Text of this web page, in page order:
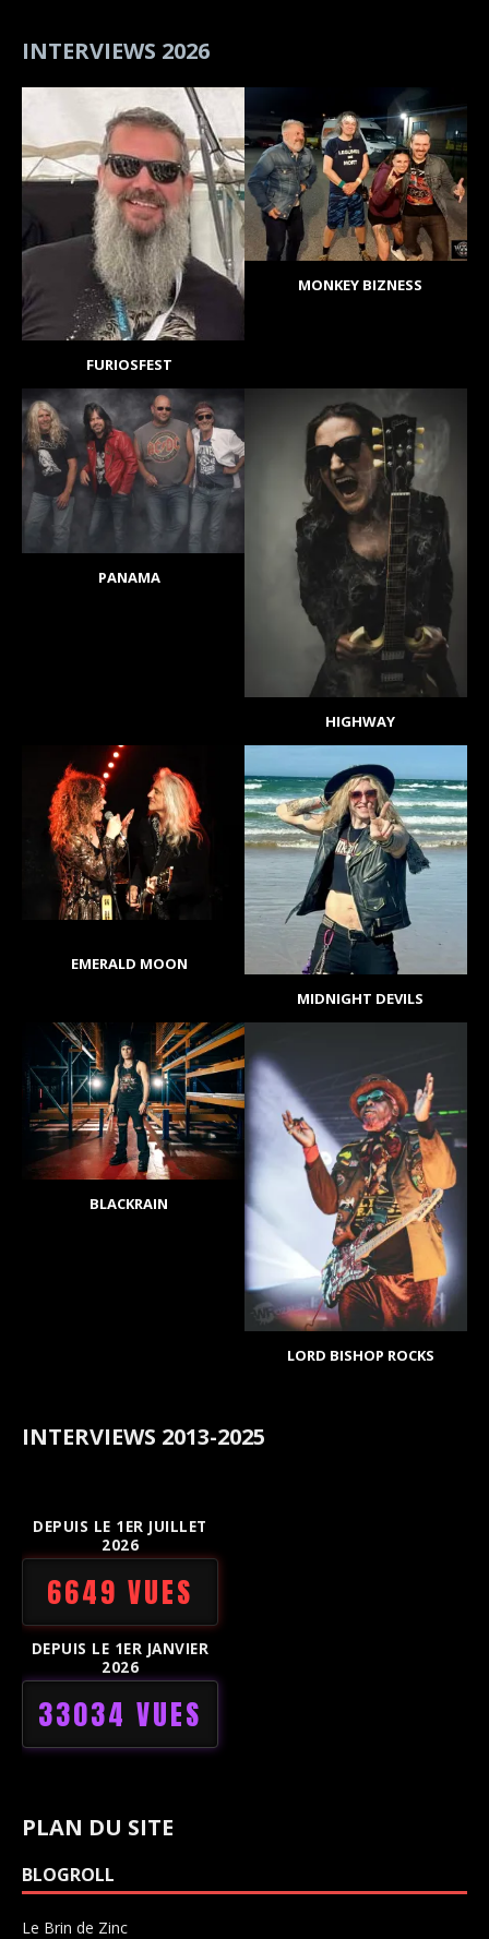
INTERVIEWS 2026
FURIOSFEST
MONKEY BIZNESS
PANAMA
HIGHWAY
EMERALD MOON
MIDNIGHT DEVILS
BLACKRAIN
LORD BISHOP ROCKS
INTERVIEWS 2013-2025
DEPUIS LE 1ER JUILLET
2026
6649 VUES
DEPUIS LE 1ER JANVIER
2026
33034 VUES
PLAN DU SITE
BLOGROLL
Le Brin de Zinc